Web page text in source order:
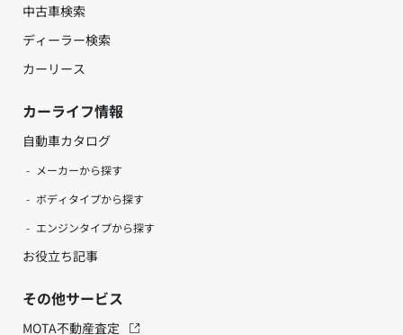
中古車検索
ディーラー検索
カーリース
カーライフ情報
自動車カタログ
メーカーから探す
ボディタイプから探す
エンジンタイプから探す
お役立ち記事
その他サービス
MOTA不動産査定